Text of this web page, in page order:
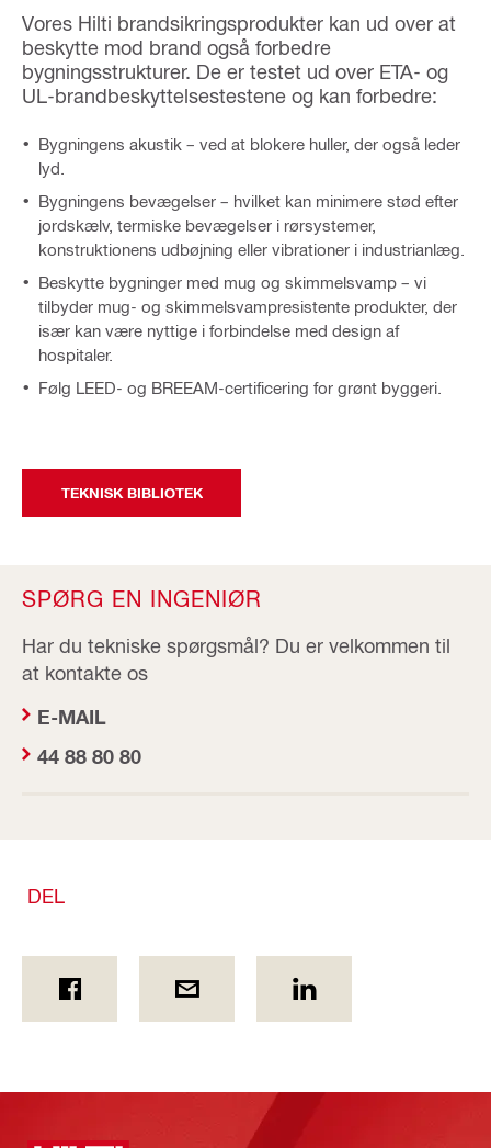
Vores Hilti brandsikringsprodukter kan ud over at
beskytte mod brand også forbedre
bygningsstrukturer. De er testet ud over ETA- og
UL-brandbeskyttelsestestene og kan forbedre:
Bygningens akustik – ved at blokere huller, der også leder
lyd.
Bygningens bevægelser – hvilket kan minimere stød efter
jordskælv, termiske bevægelser i rørsystemer,
konstruktionens udbøjning eller vibrationer i industrianlæg.
Beskytte bygninger med mug og skimmelsvamp – vi
tilbyder mug- og skimmelsvampresistente produkter, der
især kan være nyttige i forbindelse med design af
hospitaler.
Følg LEED- og BREEAM-certificering for grønt byggeri.
TEKNISK BIBLIOTEK
SPØRG EN INGENIØR
Har du tekniske spørgsmål? Du er velkommen til
at kontakte os
E-MAIL
44 88 80 80
DEL